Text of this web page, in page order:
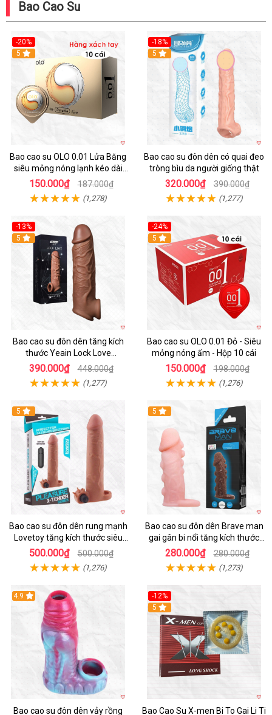
Bao Cao Su
-20%
Hot
5
Bao cao su OLO 0.01 Lửa Băng
siêu mỏng nóng lạnh kéo dài
thời gian hộp 10
150.000₫ 187.000₫
(1,278)
-18%
5
Bao cao su đôn dên có quai đeo
tròng bìu da người giống thật
320.000₫ 390.000₫
(1,277)
-13%
5
Bao cao su đôn dên tăng kích
thước Yeain Lock Love
Raytheon
390.000₫ 448.000₫
(1,277)
-24%
Hot
5
Bao cao su OLO 0.01 Đỏ - Siêu
mỏng nóng ấm - Hộp 10 cái
150.000₫ 198.000₫
(1,276)
5
Bao cao su đôn dên rung mạnh
Lovetoy tăng kích thước siêu
phê
500.000₫ 500.000₫
(1,276)
5
Bao cao su đôn dên Brave man
gai gân bi nổi tăng kích thước
kéo dài thời gian
280.000₫ 280.000₫
(1,273)
4.9
Bao cao su đôn dên vảy rồng
-12%
Hot
5
Bao Cao Su X-men Bi To Gai Li Ti